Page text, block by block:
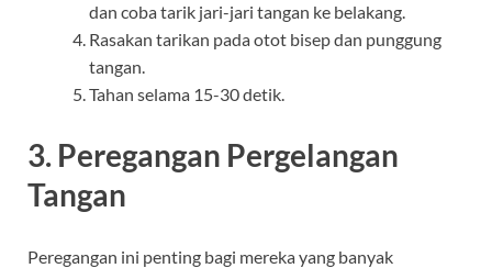
dan coba tarik jari-jari tangan ke belakang.
Rasakan tarikan pada otot bisep dan punggung
tangan.
Tahan selama 15-30 detik.
3. Peregangan Pergelangan
Tangan
Peregangan ini penting bagi mereka yang banyak